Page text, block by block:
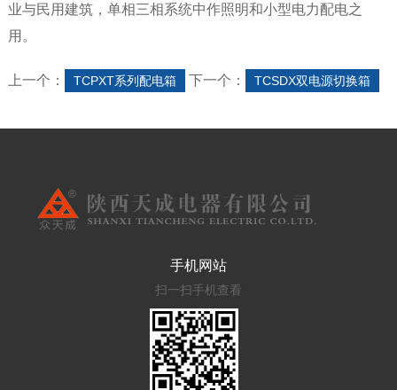
业与民用建筑，单相三相系统中作照明和小型电力配电之
用。
上一个： TCPXT系列配电箱 下一个： TCSDX双电源切换箱
手机网站
扫一扫手机查看